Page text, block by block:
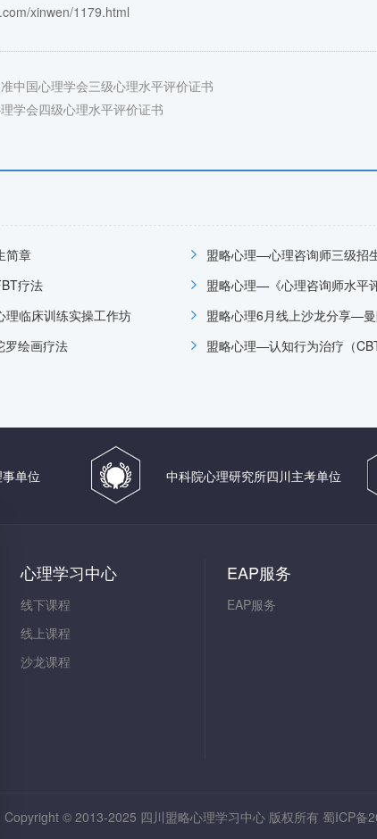
xinwen/1179.html
中国心理学会三级心理水平评价证书
学会四级心理水平评价证书
简章
盟略心理—心理咨询师三级招
疗法
盟略心理—《心理咨询师水平
临床训练实操工作坊
盟略心理6月线上沙龙分享—
罗绘画疗法
盟略心理—认知行为治疗（
单位 中科院心理研究所四川主考单位
心理学习中心
线下课程
线上课程
沙龙课程
EAP服务
EAP服务
Copyright © 2013-2025 四川盟略心理学习中心 版权所有 蜀ICP备